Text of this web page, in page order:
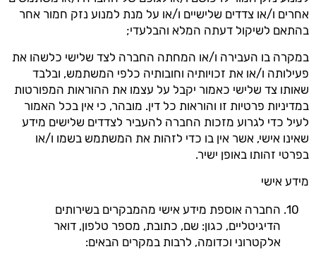
אחרים ו/או צדדים שלישיים ו/או על מנת למנוע נזק חמור אחר
בהתאם לשיקול דעתה המלא והבלעדי;
במקרה בו העבירה ו/או המחתה החברה לצד שלישי כלשהו את
פעילותה ו/או את זכויותיה וחובותיה כלפי המשתמש, ובלבד
שאותו צד שלישי כאמור יקבל על עצמו את ההוראות המפורטות
במדיניות פרטיות זו והוראות כל דין. מובהר, כי אין בכל האמור
לעיל כדי לגרוע מזכות החברה להעביר לצדדים שלישים מידע
שאינו אישי, אשר אין בו כדי לזהות את המשתמש בשמו ו/או
בפרטי זהותו באופן ישיר.
מידע אישי
החברה אוספת מידע אישי מהמבקרים בשירותים
הדיגיטליים, כגון: שם, כתובת, מספר טלפון, דואר
אלקטרוני וכדומה, לרבות במקרים הבאים: